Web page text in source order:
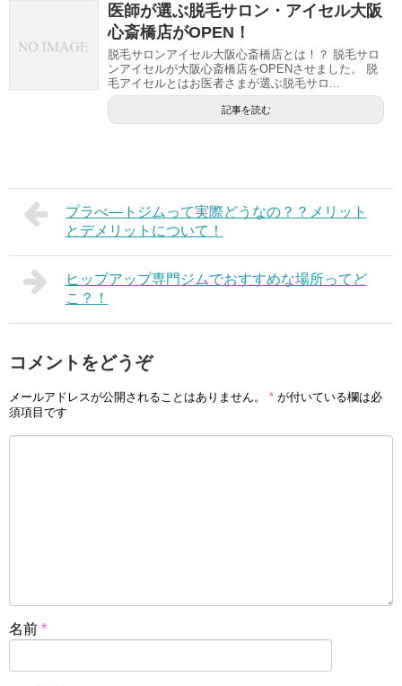
医師が選ぶ脱毛サロン・アイセル大阪
心斎橋店がOPEN！
脱毛サロンアイセル大阪心斎橋店とは！？ 脱毛サロ
ンアイセルが大阪心斎橋店をOPENさせました。 脱
毛アイセルとはお医者さまが選ぶ脱毛サロ...
記事を読む
プラべ―トジムって実際どうなの？？メリット
とデメリットについて！
ヒップアップ専門ジムでおすすめな場所ってど
こ？！
コメントをどうぞ
メールアドレスが公開されることはありません。 * が付いている欄は必
須項目です
名前 *